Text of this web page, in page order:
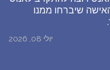
שיברחו ממנו
יולי 08, 2026